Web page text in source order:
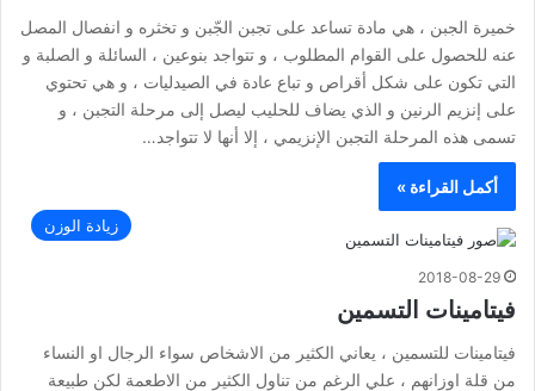
خميرة الجبن ، هي مادة تساعد على تجبن الجّبن و تخثره و انفصال المصل
عنه للحصول على القوام المطلوب ، و تتواجد بنوعين ، السائلة و الصلبة و
التي تكون على شكل أقراص و تباع عادة في الصيدليات ، و هي تحتوي
على إنزيم الرنين و الذي يضاف للحليب ليصل إلى مرحلة التجبن ، و
تسمى هذه المرحلة التجبن الإنزيمي ، إلا أنها لا تتواجد…
أكمل القراءة »
زيادة الوزن
2018-08-29
فيتامينات التسمين
فيتامينات للتسمين ، يعاني الكثير من الاشخاص سواء الرجال او النساء
من قلة اوزانهم ، علي الرغم من تناول الكثير من الاطعمة لكن طبيعة